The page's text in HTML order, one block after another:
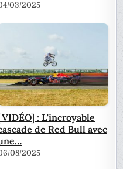
03/2025
: L'incroyable
de Red Bull avec
08/2025